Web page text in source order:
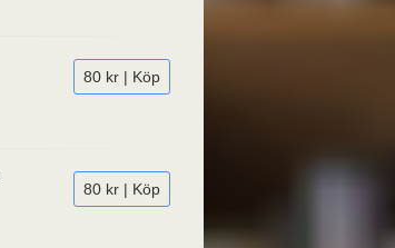
80 kr | Köp
80 kr | Köp